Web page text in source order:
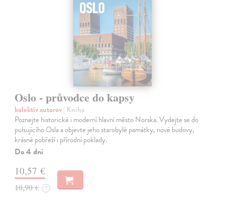
Oslo - průvodce do kapsy
kolektív autorov| Kniha
Poznejte historické i moderní hlavní město Norska. Vydejte se do
pulsujícího Osla a objevte jeho starobylé památky, nové budovy,
krásné pobřeží i přírodní poklady.
Do 4 dní
10,57 €
10,90 € ?